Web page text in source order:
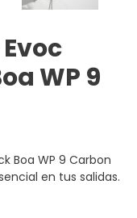
WP 9
Boa WP 9 Carbon
en tus salidas.